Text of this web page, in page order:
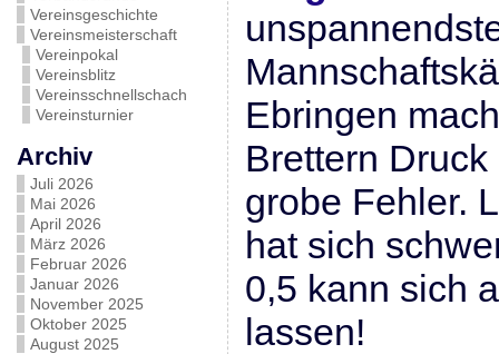
Vereinsgeschichte
Vereinsmeisterschaft
Vereinpokal
Vereinsblitz
Vereinsschnellschach
Vereinsturnier
Archiv
Juli 2026
Mai 2026
April 2026
März 2026
Februar 2026
Januar 2026
November 2025
Oktober 2025
August 2025
Ebringen
Brettern
grobe Fehler.
hat sich
0,5 kann sich
lassen!